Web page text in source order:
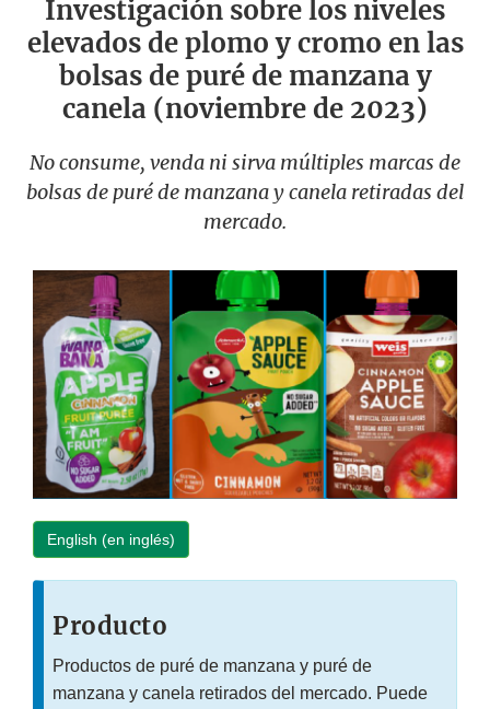
Investigación sobre los niveles
elevados de plomo y cromo en las
bolsas de puré de manzana y
canela (noviembre de 2023)
No consume, venda ni sirva múltiples marcas de
bolsas de puré de manzana y canela retiradas del
mercado.
English (en inglés)
Producto
Productos de puré de manzana y puré de
manzana y canela retirados del mercado. Puede